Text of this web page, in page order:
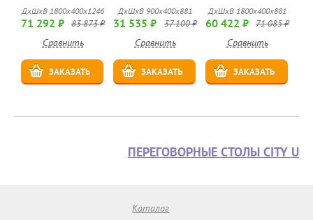
ДхШхВ 1800x400x1246
71 292 ₽ 83 873 ₽
Сравнить
ЗАКАЗАТЬ
ДхШхВ 900x400x881
31 535 ₽ 37 100 ₽
Сравнить
ЗАКАЗАТЬ
ДхШхВ 1800x400x881
60 422 ₽ 71 085 ₽
Сравнить
ЗАКАЗАТЬ
ПЕРЕГОВОРНЫЕ СТОЛЫ CITY U
Каталог